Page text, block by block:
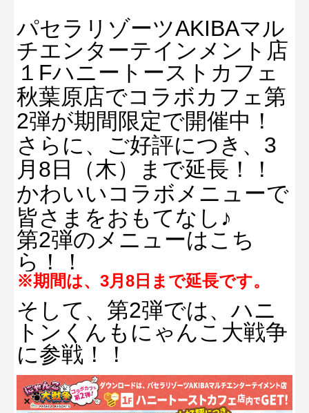
パセラリゾーツAKIBAマル
チエンターテインメント店
１Fハニートーストカフェ
秋葉原店でコラボカフェ第
2弾が期間限定で開催中！
さらに、ご好評につき、3
月8日（木）まで延長！！
かわいいコラボメニューで
皆さまをおもてなし♪
第2弾のメニューはこち
ら！！
※期間は、3月8日まで延長です。
そして、第2弾では、ハニ
トンくんもにゃんこ大戦争
に参戦！！